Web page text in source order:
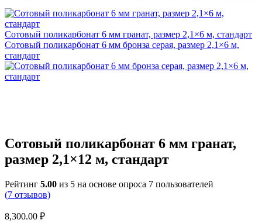
Сотовый поликарбонат 6 мм гранат, размер 2,1×6 м, стандарт
Сотовый поликарбонат 6 мм бронза серая, размер 2,1×6 м,
стандарт
Сотовый поликарбонат 6 мм гранат,
размер 2,1×12 м, стандарт
Рейтинг 5.00 из 5 на основе опроса 7 пользователей
(7 отзывов)
8,300.00 ₽